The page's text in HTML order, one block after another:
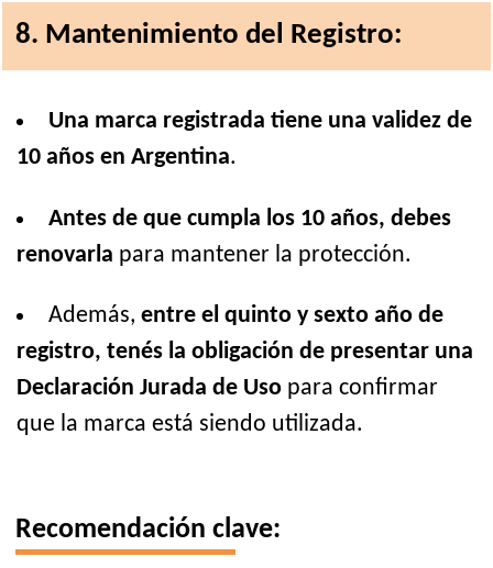
8. Mantenimiento del Registro:
Una marca registrada tiene una validez de
10 años en Argentina.
Antes de que cumpla los 10 años, debes
renovarla para mantener la protección.
Además,entre el quinto y sexto año de
registro, tenés la obligación de presentar una
Declaración Jurada de Uso para confirmar
que la marca está siendo utilizada.
Recomendación clave: